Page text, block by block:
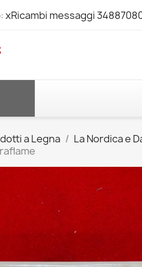
xRicambi messaggi
a Legna La Nordica e